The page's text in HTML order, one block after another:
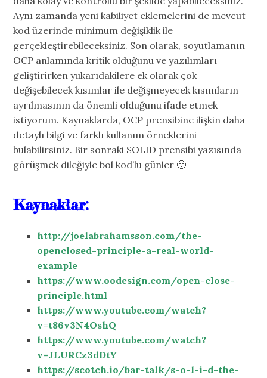
Aynı zamanda yeni kabiliyet eklemelerini de mevcut
kod üzerinde minimum değişiklik ile
gerçekleştirebileceksiniz. Son olarak, soyutlamanın
OCP anlamında kritik olduğunu ve yazılımları
geliştirirken yukarıdakilere ek olarak çok
değişebilecek kısımlar ile değişmeyecek kısımların
ayrılmasının da önemli olduğunu ifade etmek
istiyorum. Kaynaklarda, OCP prensibine ilişkin daha
detaylı bilgi ve farklı kullanım örneklerini
bulabilirsiniz. Bir sonraki SOLID prensibi yazısında
görüşmek dileğiyle bol kod’lu günler 🙂
Kaynaklar:
http://joelabrahamsson.com/the-
openclosed-principle-a-real-world-
example
https://www.oodesign.com/open-close-
principle.html
https://www.youtube.com/watch?
v=t86v3N4OshQ
https://www.youtube.com/watch?
v=JLURCz3dDtY
https://scotch.io/bar-talk/s-o-l-i-d-the-